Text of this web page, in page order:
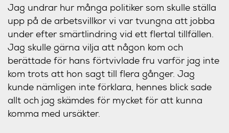
Jag undrar hur många politiker som skulle ställa
upp på de arbetsvillkor vi var tvungna att jobba
under efter smärtlindring vid ett flertal tillfällen.
Jag skulle gärna vilja att någon kom och
berättade för hans förtvivlade fru varför jag inte
kom trots att hon sagt till flera gånger. Jag
kunde nämligen inte förklara, hennes blick sade
allt och jag skämdes för mycket för att kunna
komma med ursäkter.